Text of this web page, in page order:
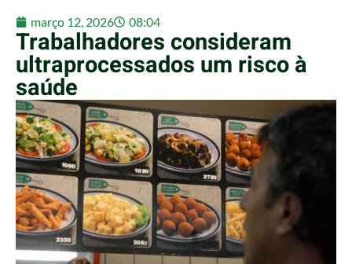
março 12, 2026 08:04
Trabalhadores consideram
ultraprocessados um risco à
saúde